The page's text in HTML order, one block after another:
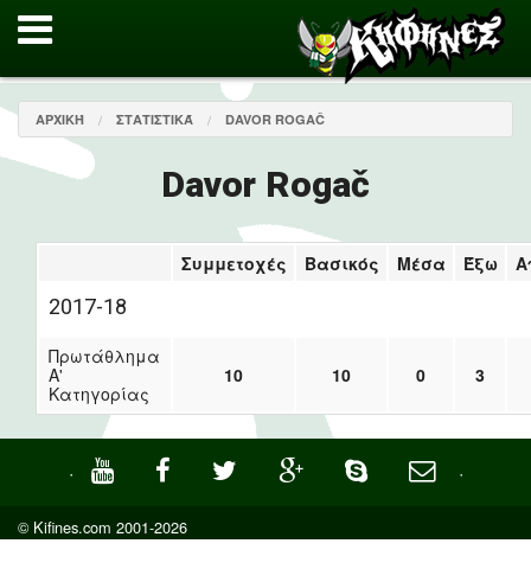
ΑΡΧΙΚΉ ΣΤΑΤΙΣΤΙΚΆ DAVOR ROGAČ
Davor Rogač
Συμμετοχές Βασικός Μέσα Έξω
2017-18
Πρωτάθλημα
Α'
Κατηγορίας
10 10 0 3
· ·
© Kifines.com 2001-2026